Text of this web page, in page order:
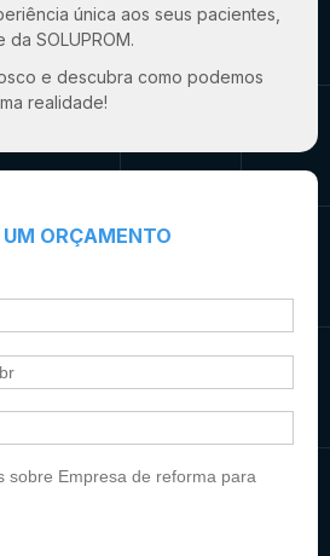
única aos seus pacientes,
SOLUPROM.
e descubra como podemos
realidade!
UM ORÇAMENTO